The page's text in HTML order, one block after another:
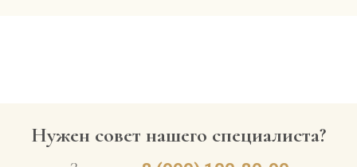
Нужен совет нашего специалиста?